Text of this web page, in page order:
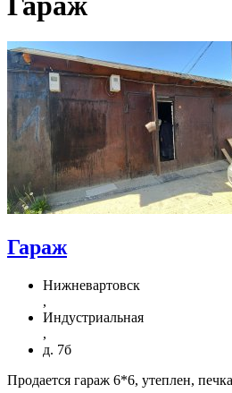
Гараж
Нижневартовск
,
Индустриальная
,
д. 7б
Продается гараж 6*6, утеплен,